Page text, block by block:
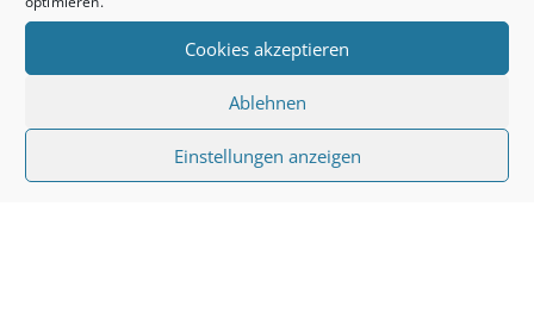
Cookies akzeptieren
Ablehnen
Einstellungen anzeigen